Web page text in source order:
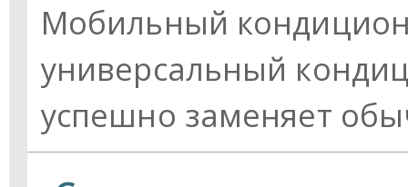
Мобильный
универсальный
успешно заменяет